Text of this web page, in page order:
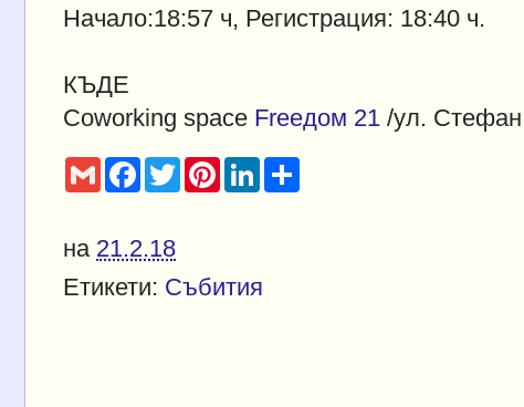
Начало:18:57 ч, Регистрация: 18:40 ч.
КЪДЕ
Coworking space Freeдом 21 /ул.
G
m
a
l
F
a
c
b
o
k
T
w
i
P
i
n
s
L
i
n
n
на 21.2.18
Етикети: Събития